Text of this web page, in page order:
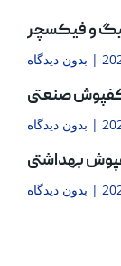
و فیکسچر
بدون دیدگاه
صنعتی
بدون دیدگاه
بهداشتی
بدون دیدگاه